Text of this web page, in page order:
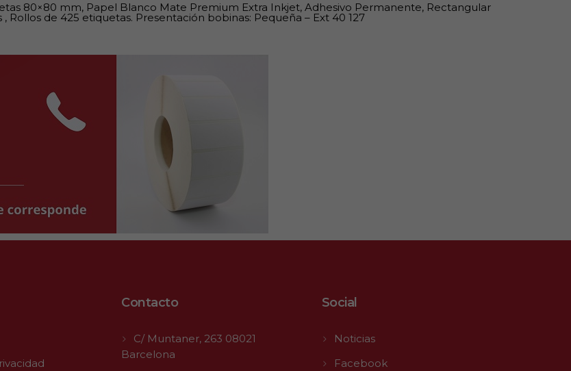
80×80 mm, Papel Blanco Mate Premium Extra Inkjet, Adhesivo Permanente, Rectangular
, Rollos de 425 etiquetas. Presentación bobinas: Pequeña – Ext 40 127
Contacto
C/ Muntaner, 263 08021
Barcelona
Social
Noticias
Facebook